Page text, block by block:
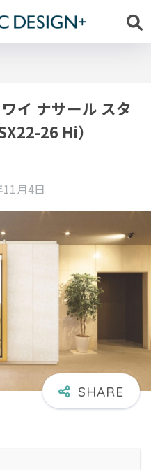
イ ナサール スタ
26 Hi）
月4日